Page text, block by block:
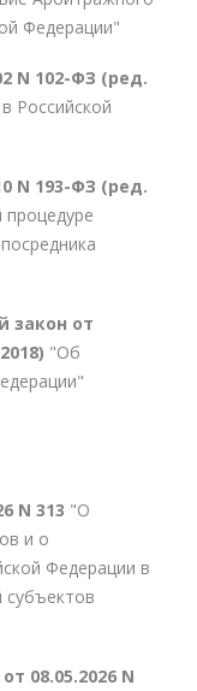
Федерации"
N 102-ФЗ (ред.
Российской
N 193-ФЗ (ред.
закон от
"Об
N 313 "О
и о
Федерации в
субъектов
08.05.2026 N